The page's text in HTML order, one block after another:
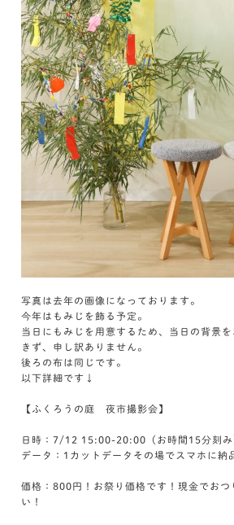
写真は去年の画像になっております。
今年はもみじを飾る予定。
当日にもみじを用意するため、当日の背景
きず、申し訳ありません。
後ろの布は同じです。
以下詳細です↓
【ふくろうの庭 夜市撮影会】
日時：7/12 15:00-20:00（お時間15分刻み
データ：1カットデータその場でスマホに納
価格：800円！お祭り価格です！現金でおつ
い！